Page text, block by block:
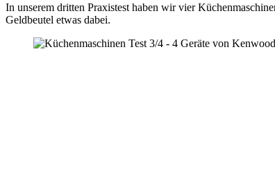
In unserem dritten Praxistest haben wir vier
Geldbeutel etwas dabei.